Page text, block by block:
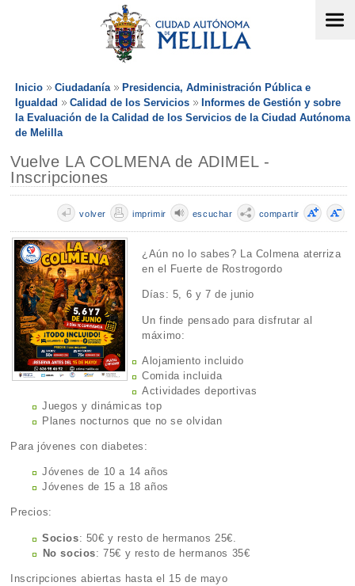
Inicio Ciudadanía
Presidencia, Administración Pública e
Igualdad
Calidad de los Servicios
Informes de Gestión y sobre
la Evaluación de la Calidad de los Servicios de la Ciudad Autónoma
de Melilla
Vuelve LA COLMENA de ADIMEL -
Inscripciones
compartir
escuchar
imprimir
volver
¿Aún no lo sabes? La Colmena aterriza
en el Fuerte de Rostrogordo
Días: 5, 6 y 7 de junio
Un finde pensado para disfrutar al
máximo:
Alojamiento incluido
Comida incluida
Actividades deportivas
Juegos y dinámicas top
Planes nocturnos que no se olvidan
Para jóvenes con diabetes:
Jóvenes de 10 a 14 años
Jóvenes de 15 a 18 años
Precios:
Socios: 50€ y resto de hermanos 25€.
⁠No socios: 75€ y resto de hermanos 35€
Inscripciones abiertas hasta el 15 de mayo